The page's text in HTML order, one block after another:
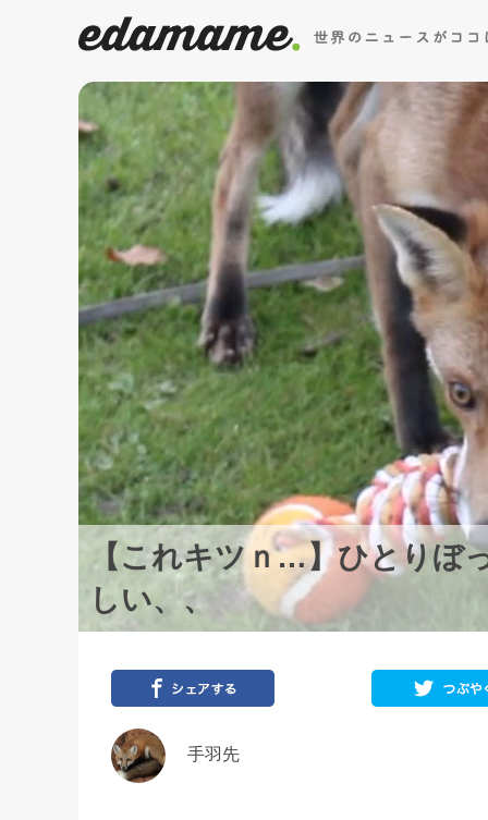
【これキツｎ…】ひとりぼ
しい、、
手羽先